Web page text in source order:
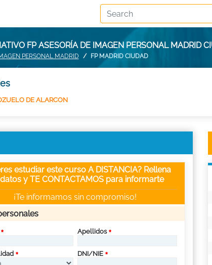
FP ASESORÍA DE IMAGEN PERSONAL MADRID
PERSONAL MADRID FP MADRID CIUDAD
DE ALARCON
estudiar este curso A DISTANCIA? Rellena
y TE CONTACTAMOS para informarte
¡Te informamos sin compromiso!
Apellidos
DNI/NIE